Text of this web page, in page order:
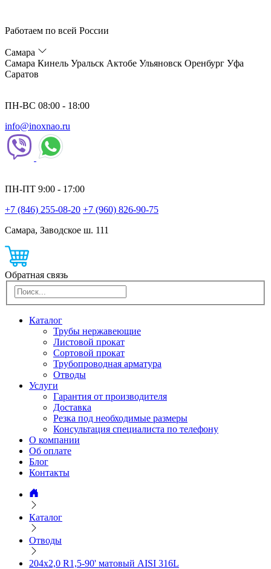
Работаем по всей России
Самара
Самара Кинель Уральск Актобе Ульяновск Оренбург Уфа
Саратов
ПН-ВС 08:00 - 18:00
info@inoxnao.ru
ПН-ПТ 9:00 - 17:00
+7 (846) 255-08-20 +7 (960) 826-90-75
Самара, Заводское ш. 111
Обратная связь
Каталог
Трубы нержавеющие
Листовой прокат
Сортовой прокат
Трубопроводная арматура
Отводы
Услуги
Гарантия от производителя
Доставка
Резка под необходимые размеры
Консультация специалиста по телефону
О компании
Об оплате
Блог
Контакты
Каталог
Отводы
204х2,0 R1,5-90' матовый AISI 316L